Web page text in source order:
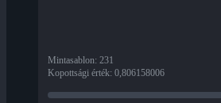
Mintasablon: 231
Kopottsági érték: 0,806158006